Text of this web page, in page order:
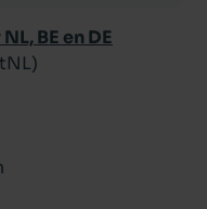
BE en DE